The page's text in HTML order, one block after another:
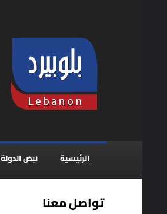
نبض الدولة الرئيسية
تواصل معنا